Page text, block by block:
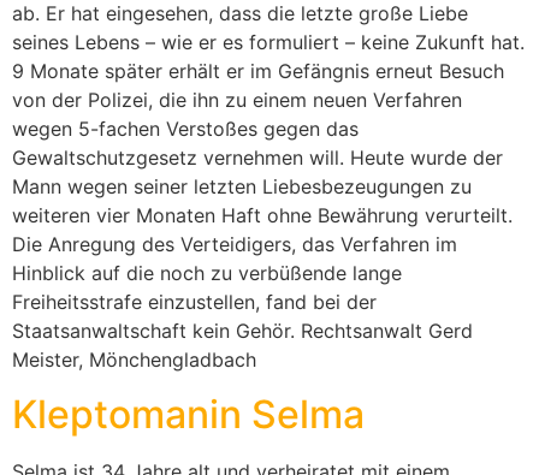
ab. Er hat eingesehen, dass die letzte große Liebe
seines Lebens – wie er es formuliert – keine Zukunft hat.
9 Monate später erhält er im Gefängnis erneut Besuch
von der Polizei, die ihn zu einem neuen Verfahren
wegen 5-fachen Verstoßes gegen das
Gewaltschutzgesetz vernehmen will. Heute wurde der
Mann wegen seiner letzten Liebesbezeugungen zu
weiteren vier Monaten Haft ohne Bewährung verurteilt.
Die Anregung des Verteidigers, das Verfahren im
Hinblick auf die noch zu verbüßende lange
Freiheitsstrafe einzustellen, fand bei der
Staatsanwaltschaft kein Gehör. Rechtsanwalt Gerd
Meister, Mönchengladbach
Kleptomanin Selma